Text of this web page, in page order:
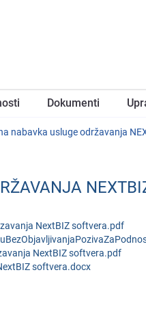
Dokumеnti
nabavka uslugе održavanja
NextBIZ softvera.pdf
NextBIZ softvera.pdf
softvera.docx